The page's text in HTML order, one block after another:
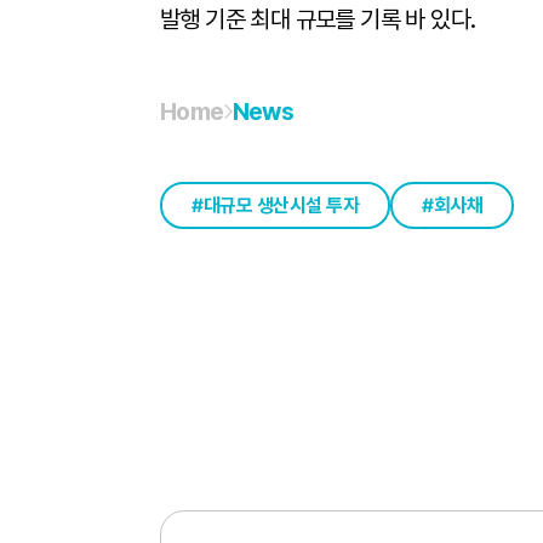
발행 기준 최대 규모를 기록 바 있다.
Home News
대규모 생산시설 투자 회사채